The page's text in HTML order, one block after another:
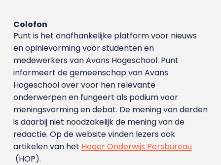
Colofon
Punt is het onafhankelijke platform voor nieuws
en opinievorming voor studenten en
medewerkers van Avans Hoge­school. Punt
informeert de gemeenschap van Avans
Hogeschool over voor hen relevante
onderwerpen en fungeert als podium voor
meningsvorming en debat. De mening van derden
is daarbij niet noodzakelijk de mening van de
redactie. Op de website vinden lezers ook
artikelen van het Hoger Onderwijs Persbureau
(HOP).